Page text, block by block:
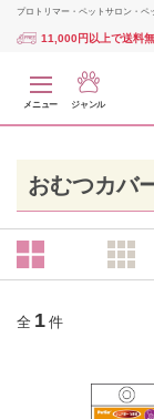
プロトリマー・ペットサロン・ペ
11,000円以上で送料無
メニュー ジャンル
おむつカバ
全 1 件